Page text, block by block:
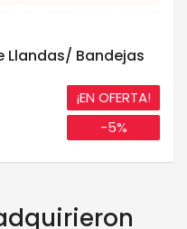
Llandas/ Bandejas
¡EN OFERTA!
-5%